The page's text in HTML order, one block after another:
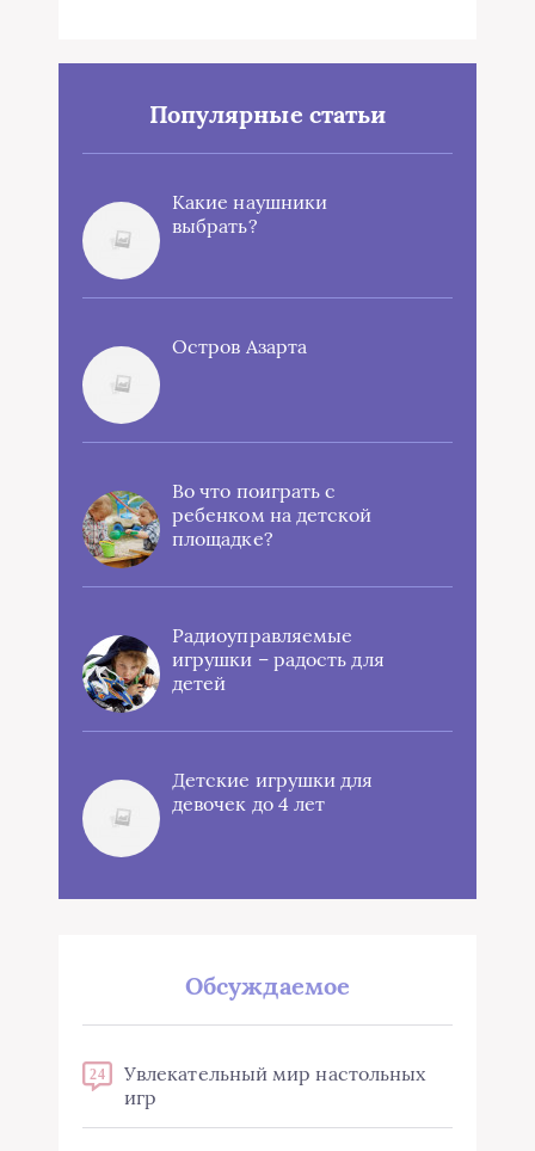
Популярные статьи
Какие наушники
выбрать?
Остров Азарта
Во что поиграть с
ребенком на детской
площадке?
Радиоуправляемые
игрушки – радость для
детей
Детские игрушки для
девочек до 4 лет
Обсуждаемое
24
Увлекательный мир настольных
игр